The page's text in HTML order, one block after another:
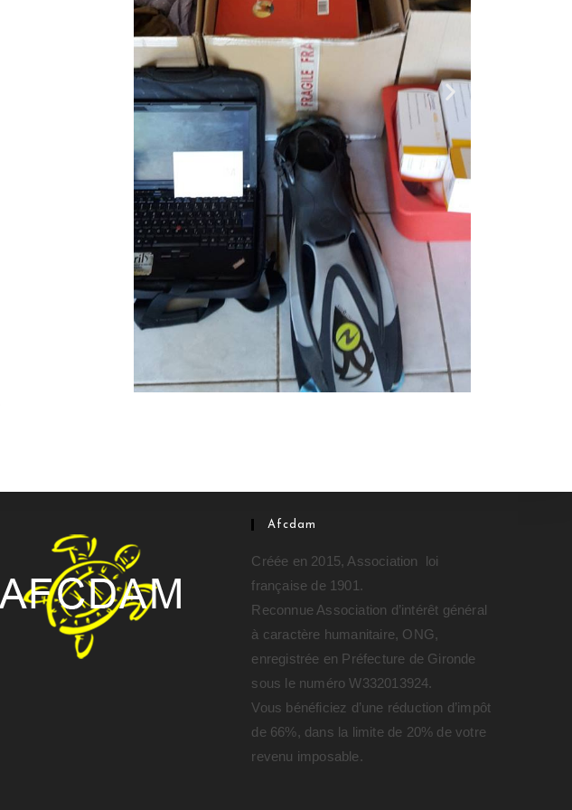
Afcdam
Créée en 2015, Association loi
française de 1901.
Reconnue Association d’intérêt général
à caractère humanitaire, ONG,
enregistrée en Préfecture de Gironde
sous le numéro W332013924.
Vous bénéficiez d’une réduction d’impôt
de 66%, dans la limite de 20% de votre
revenu imposable.